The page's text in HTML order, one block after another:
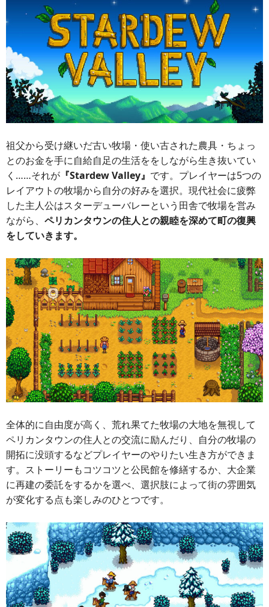
祖父から受け継いだ古い牧場・使い古された農具・ちょっ
とのお金を手に自給自足の生活ををしながら生き抜いてい
く……それが 『Stardew Valley』 です。プレイヤーは5つの
レイアウトの牧場から自分の好みを選択。現代社会に疲弊
した主人公はスターデューバレーという田舎で牧場を営み
ながら、 ペリカンタウンの住人との親睦を深めて町の復興
をしていきます。
全体的に自由度が高く、荒れ果てた牧場の大地を無視して
ペリカンタウンの住人との交流に励んだり、自分の牧場の
開拓に没頭するなどプレイヤーのやりたい生き方ができま
す。ストーリーもコツコツと公民館を修繕するか、大企業
に再建の委託をするかを選べ、選択肢によって街の雰囲気
が変化する点も楽しみのひとつです。